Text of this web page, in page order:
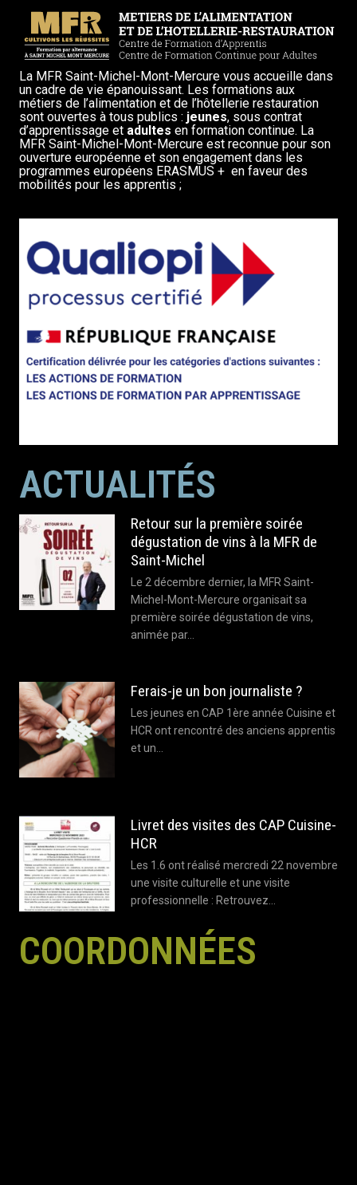
La MFR Saint-Michel-Mont-Mercure vous accueille dans
un cadre de vie épanouissant. Les formations aux
métiers de l’alimentation et de l’hôtellerie restauration
sont ouvertes à tous publics : jeunes, sous contrat
d’apprentissage et adultes en formation continue. La
MFR Saint-Michel-Mont-Mercure est reconnue pour son
ouverture européenne et son engagement dans les
programmes européens ERASMUS + en faveur des
mobilités pour les apprentis ;
ACTUALITÉS
Retour sur la première soirée
dégustation de vins à la MFR de
Saint-Michel
Le 2 décembre dernier, la MFR Saint-
Michel-Mont-Mercure organisait sa
première soirée dégustation de vins,
animée par…
Ferais-je un bon journaliste ?
Les jeunes en CAP 1ère année Cuisine et
HCR ont rencontré des anciens apprentis
et un…
Livret des visites des CAP Cuisine-
HCR
Les 1.6 ont réalisé mercredi 22 novembre
une visite culturelle et une visite
professionnelle : Retrouvez…
COORDONNÉES